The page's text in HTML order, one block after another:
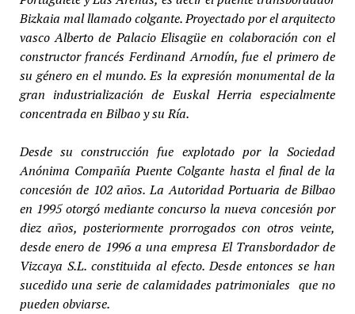
Bizkaia mal llamado colgante. Proyectado por el arquitecto
vasco Alberto de Palacio Elisagüe en colaboración con el
constructor francés Ferdinand Arnodín, fue el primero de
su género en el mundo. Es la expresión monumental de la
gran industrialización de Euskal Herria especialmente
concentrada en Bilbao y su Ría.
Desde su construcción fue explotado por la Sociedad
Anónima Compañía Puente Colgante hasta el final de la
concesión de 102 años. La Autoridad Portuaria de Bilbao
en 1995 otorgó mediante concurso la nueva concesión por
diez años, posteriormente prorrogados con otros veinte,
desde enero de 1996 a una empresa El Transbordador de
Vizcaya S.L. constituida al efecto. Desde entonces se han
sucedido una serie de calamidades patrimoniales que no
pueden obviarse.